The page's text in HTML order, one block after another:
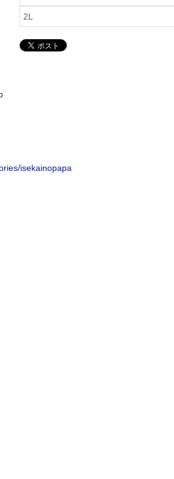
2L
isekainopapa